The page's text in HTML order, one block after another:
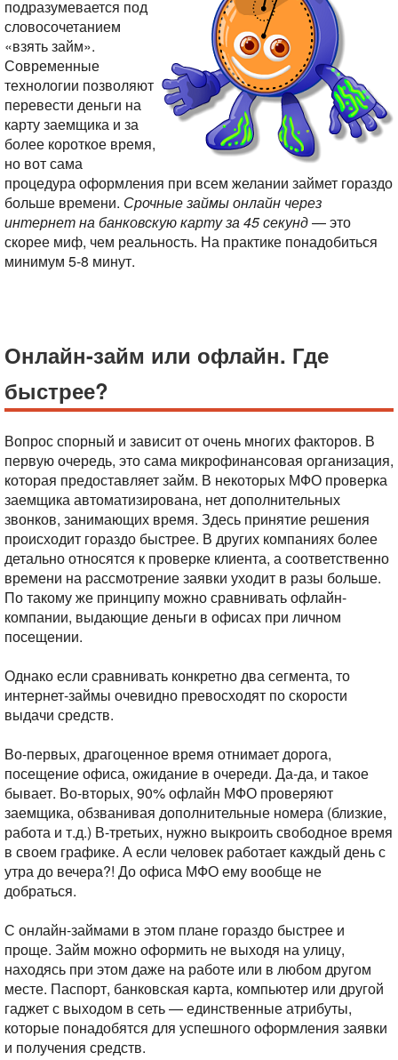
подразумевается под
словосочетанием
«взять займ».
Современные
технологии позволяют
перевести деньги на
карту заемщика и за
более короткое время,
но вот сама
процедура оформления при всем желании займет гораздо
больше времени. Срочные займы онлайн через
интернет на банковскую карту за 45 секунд— это
скорее миф, чем реальность. На практике понадобиться
минимум 5-8 минут.
Онлайн-займ или офлайн. Где
быстрее?
Вопрос спорный и зависит от очень многих факторов. В
первую очередь, это сама микрофинансовая организация,
которая предоставляет займ. В некоторых МФО проверка
заемщика автоматизирована, нет дополнительных
звонков, занимающих время. Здесь принятие решения
происходит гораздо быстрее. В других компаниях более
детально относятся к проверке клиента, а соответственно
времени на рассмотрение заявки уходит в разы больше.
По такому же принципу можно сравнивать офлайн-
компании, выдающие деньги в офисах при личном
посещении.
Однако если сравнивать конкретно два сегмента, то
интернет-займы очевидно превосходят по скорости
выдачи средств.
Во-первых, драгоценное время отнимает дорога,
посещение офиса, ожидание в очереди. Да-да, и такое
бывает. Во-вторых, 90% офлайн МФО проверяют
заемщика, обзванивая дополнительные номера (близкие,
работа и т.д.) В-третьих, нужно выкроить свободное время
в своем графике. А если человек работает каждый день с
утра до вечера?! До офиса МФО ему вообще не
добраться.
С онлайн-займами в этом плане гораздо быстрее и
проще. Займ можно оформить не выходя на улицу,
находясь при этом даже на работе или в любом другом
месте. Паспорт, банковская карта, компьютер или другой
гаджет с выходом в сеть — единственные атрибуты,
которые понадобятся для успешного оформления заявки
и получения средств.